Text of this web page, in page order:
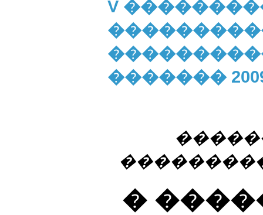
V
�������
�